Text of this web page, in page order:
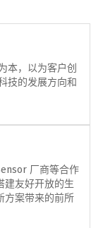
本，以为客户创
技的发展方向和
厂商等合作
建友好开放的生
方案带来的前所